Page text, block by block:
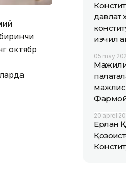
октябр
давлат
изчил
05 may
20 aprel
Ерлан